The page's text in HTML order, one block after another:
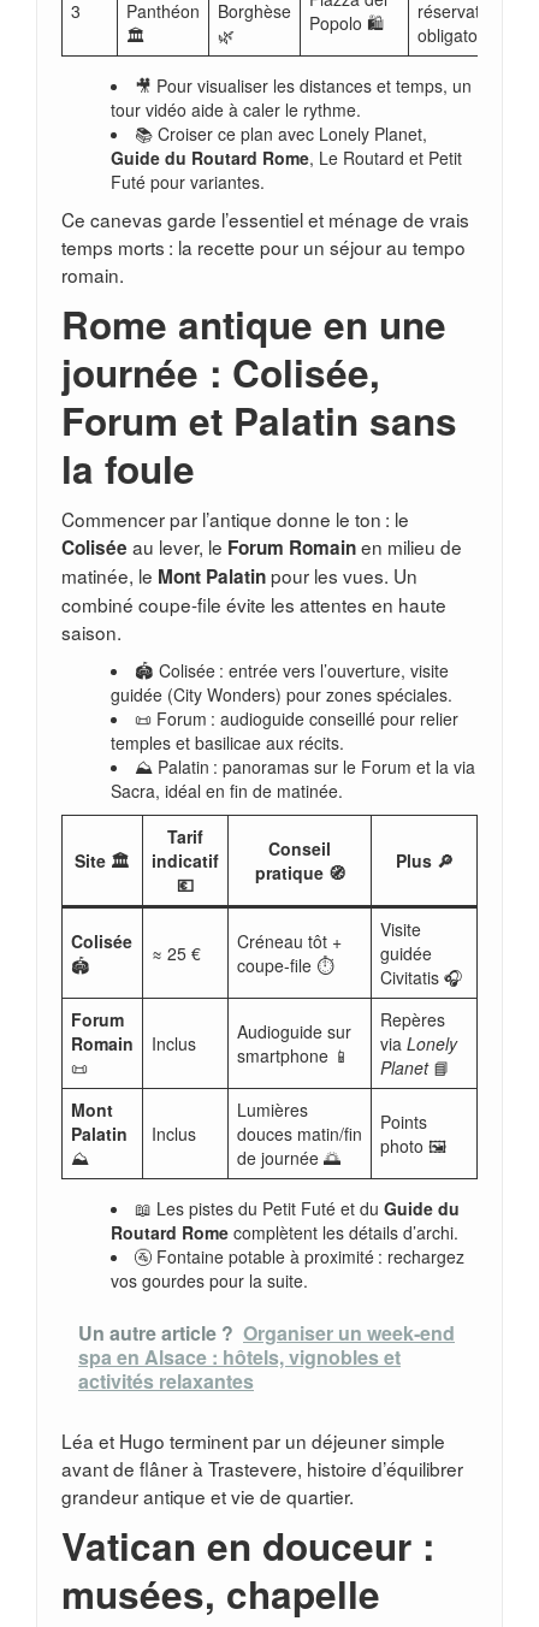
3
Panthéon
🏛️
Borghèse
🌿
Popolo 🛍️
réservation
obligatoire 🎟️
🎥 Pour visualiser les distances et temps, un
tour vidéo aide à caler le rythme.
📚 Croiser ce plan avec Lonely Planet,
Guide du Routard Rome, Le Routard et Petit
Futé pour variantes.
Ce canevas garde l’essentiel et ménage de vrais
temps morts : la recette pour un séjour au tempo
romain.
Rome antique en une
journée : Colisée,
Forum et Palatin sans
la foule
Commencer par l’antique donne le ton : le
Colisée au lever, le Forum Romainen milieu de
matinée, le Mont Palatinpour les vues. Un
combiné coupe-file évite les attentes en haute
saison.
🏟️ Colisée : entrée vers l’ouverture, visite
guidée (City Wonders) pour zones spéciales.
📜 Forum : audioguide conseillé pour relier
temples et basilicae aux récits.
⛰️ Palatin : panoramas sur le Forum et la via
Sacra, idéal en fin de matinée.
Site 🏛️
Tarif
indicatif
💶
Conseil
pratique 🧭
Plus 🔎
Colisée
🏟️
≈ 25 €
Créneau tôt +
coupe-file ⏱️
Visite
guidée
Civitatis 🎧
Forum
Romain
📜
Inclus
Audioguide sur
smartphone 📱
Repères
via Lonely
Planet📘
Mont
Palatin
⛰️
Inclus
Lumières
douces matin/fin
de journée 🌅
Points
photo 🖼️
📖 Les pistes du Petit Futé et du Guide du
Routard Romecomplètent les détails d’archi.
🚰 Fontaine potable à proximité : rechargez
vos gourdes pour la suite.
Un autre article ? Organiser un week‑end
spa en Alsace : hôtels, vignobles et
activités relaxantes
Léa et Hugo terminent par un déjeuner simple
avant de flâner à Trastevere, histoire d’équilibrer
grandeur antique et vie de quartier.
Vatican en douceur :
musées, chapelle